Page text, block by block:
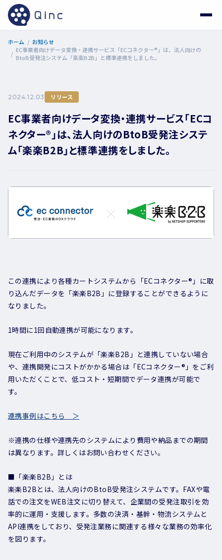
ホーム
お知らせ
EC事業者向けデータ変換・連携サービス「ECコネクター®」は、法人向けの
BtoB受発注システム「楽楽B2B」と標準連携をしました。
2024.12.03 リリース
EC事業者向けデータ変換・連携サービス「ECコ
ネクター®」は、法人向けのBtoB受発注システ
ム「楽楽B2B」と標準連携をしました。
この連携により各種カートシステムから「ECコネクター®」に取
り込んだデータを「楽楽B2B」に登録することができるように
なりました。
1時間に1回自動連携が可能になります。
現在ご利用中のシステムが「楽楽B2B」と連携していない場合
や、連携開発にコストがかかる場合は「ECコネクター®」をご利
用いただくことで、低コスト・短期間でデータ連携が可能で
す。
連携事例はこちら ＞
※連携の仕様や連携先のシステムにより費用や納品までの期間
は異なります。詳しくはお問い合わせください。
■「楽楽B2B」とは
楽楽B2Bとは、法人向けのBtoB受発注システムです。FAXや電
話での注文をWEB注文に切り替えて、企業間の受発注取引を効
率的に運用・支援します。多数の決済・基幹・物流システムと
API連携をしており、受発注業務に関連する様々な業務の効率化
を図ります。